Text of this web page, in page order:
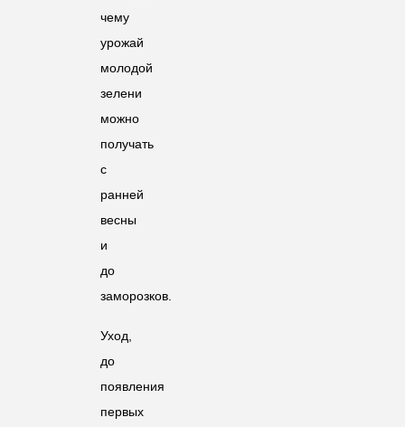
чему
урожай
молодой
зелени
можно
получать
с
ранней
весны
и
до
заморозков.
Уход,
до
появления
первых